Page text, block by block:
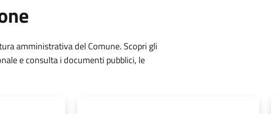
amministrativa del Comune. Scopri gli
e consulta i documenti pubblici, le